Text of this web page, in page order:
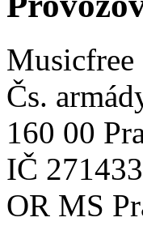
Musicfree
Čs.
160 00
IČ
OR MS